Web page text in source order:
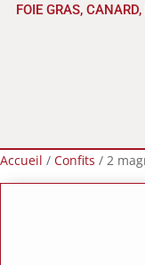
FOIE GRAS,
Accueil / Confits / 2